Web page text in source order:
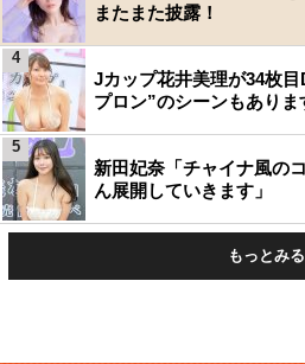
またまた披露！
Jカップ花井美理が34枚
プロン”のシーンもありま
4
新田妃奈「チャイナ風の
ん展開していきます」
5
もっとみる